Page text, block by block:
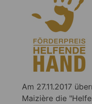
Am 27.11.2017
Maizière die